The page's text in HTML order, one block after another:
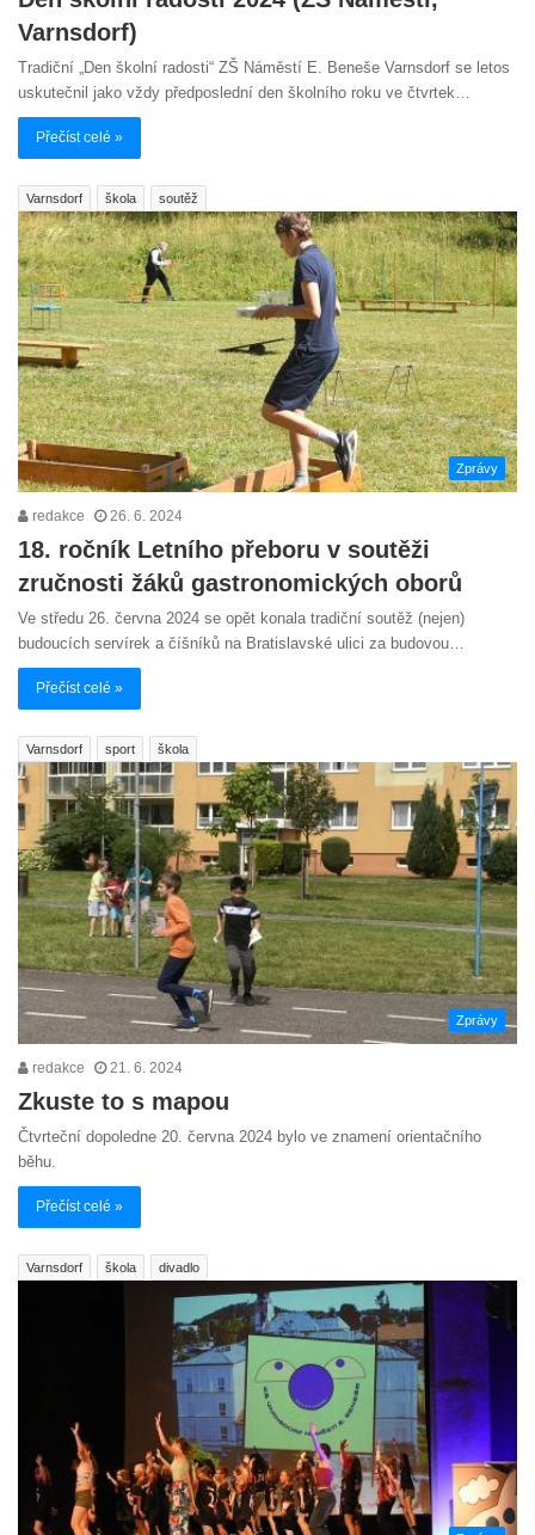
Varnsdorf)
Tradiční „Den školní radosti“ ZŠ Náměstí E. Beneše Varnsdorf se letos
uskutečnil jako vždy předposlední den školního roku ve čtvrtek…
Přečíst celé »
Varnsdorf škola soutěž
Zprávy
redakce 26. 6. 2024
18. ročník Letního přeboru v soutěži
zručnosti žáků gastronomických oborů
Ve středu 26. června 2024 se opět konala tradiční soutěž (nejen)
budoucích servírek a číšníků na Bratislavské ulici za budovou…
Přečíst celé »
Varnsdorf sport škola
Zprávy
redakce 21. 6. 2024
Zkuste to s mapou
Čtvrteční dopoledne 20. června 2024 bylo ve znamení orientačního
běhu.
Přečíst celé »
Varnsdorf škola divadlo